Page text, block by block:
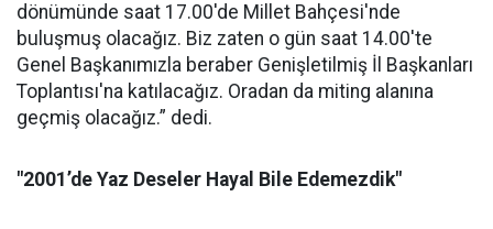
dönümünde saat 17.00'de Millet Bahçesi'nde
buluşmuş olacağız. Biz zaten o gün saat 14.00'te
Genel Başkanımızla beraber Genişletilmiş İl Başkanları
Toplantısı'na katılacağız. Oradan da miting alanına
geçmiş olacağız.” dedi.
"2001’de Yaz Deseler Hayal Bile Edemezdik"